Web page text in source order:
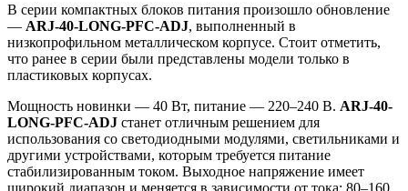
В серии компактных блоков питания произошло обновление
— ARJ-40-LONG-PFC-ADJ, выполненный в
низкопрофильном металлическом корпусе. Стоит отметить,
что ранее в серии были представлены модели только в
пластиковых корпусах.
Мощность новинки — 40 Вт, питание — 220–240 В. ARJ-40-
LONG-PFC-ADJ станет отличным решением для
использования со светодиодными модулями, светильниками и
другими устройствами, которым требуется питание
стабилизированным током. Выходное напряжение имеет
широкий диапазон и меняется в зависимости от тока: 80–160